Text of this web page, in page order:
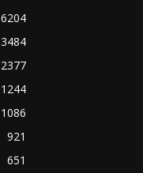
6204
3484
2377
1244
1086
921
651